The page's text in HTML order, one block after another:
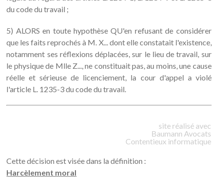
du code du travail ;
5) ALORS en toute hypothèse QU'en refusant de considérer
que les faits reprochés à M. X... dont elle constatait l'existence,
notamment ses réflexions déplacées, sur le lieu de travail, sur
le physique de Mlle Z..., ne constituait pas, au moins, une cause
réelle et sérieuse de licenciement, la cour d'appel a violé
l'article L. 1235-3 du code du travail.
site réalisé avec
Baumann Avocats
Contentieux informatique
Cette décision est visée dans la définition :
Harcèlement moral